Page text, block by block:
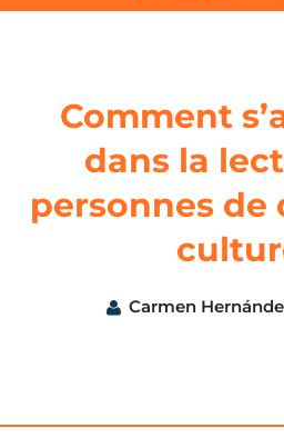
Comment
dans la
personnes de
Carmen